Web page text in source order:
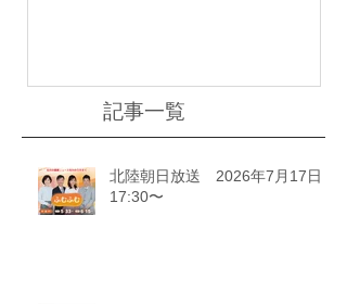
記事一覧
北陸朝日放送 2026年7月17日
17:30〜